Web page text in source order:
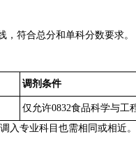
符合总分和单科分数要求。
调剂条件
仅允许0832食品科学与工
入专业科目也需相同或相近